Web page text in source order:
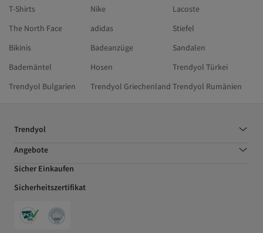
T-Shirts
Nike
Lacoste
The North Face
adidas
Stiefel
Bikinis
Badeanzüge
Sandalen
Bademäntel
Hosen
Trendyol Türkei
Trendyol Bulgarien
Trendyol Griechenland Trendyol Rumänien
Trendyol
Angebote
Sicher Einkaufen
Sicherheitszertifikat